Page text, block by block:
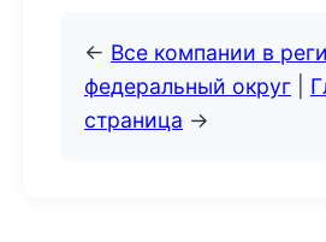
← Все компании в
федеральный округ
страница →